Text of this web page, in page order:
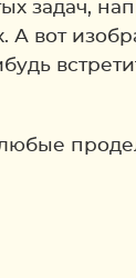
задач,
А вот
любые